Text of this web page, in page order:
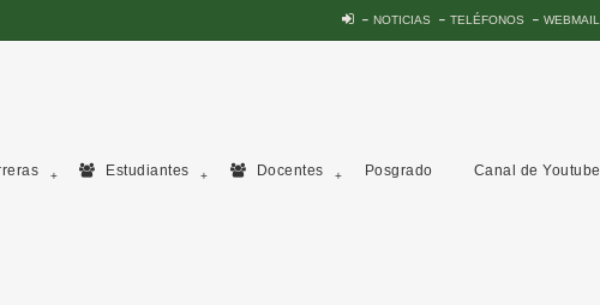
NOTICIAS TELÉFONOS WEBMAIL
Estudiantes Docentes Posgrado Canal de Youtube